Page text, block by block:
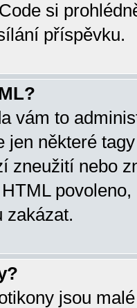
si
příspěvku.
vám to
jen některé
zneužití nebo
zakázat.
jsou